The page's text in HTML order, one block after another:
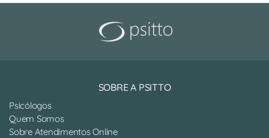
SOBRE A PSITTO
Psicólogos
Quem Somos
Sobre Atendimentos Online